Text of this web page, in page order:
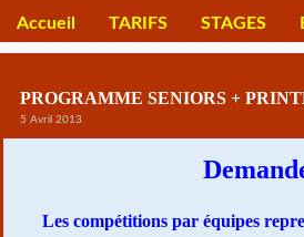
Accueil TARIFS STAGES
PROGRAMME SENIORS +
5 Avril 2013
Les compétitions par équipes